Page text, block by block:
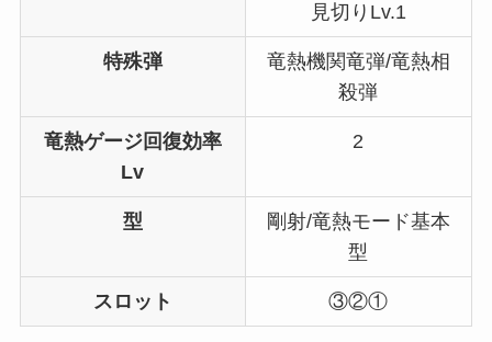
見切りLv.1
特殊弾
竜熱機関竜弾/竜熱相
殺弾
竜熱ゲージ回復効率
Lv
2
型
剛射/竜熱モード基本
型
スロット ③②①